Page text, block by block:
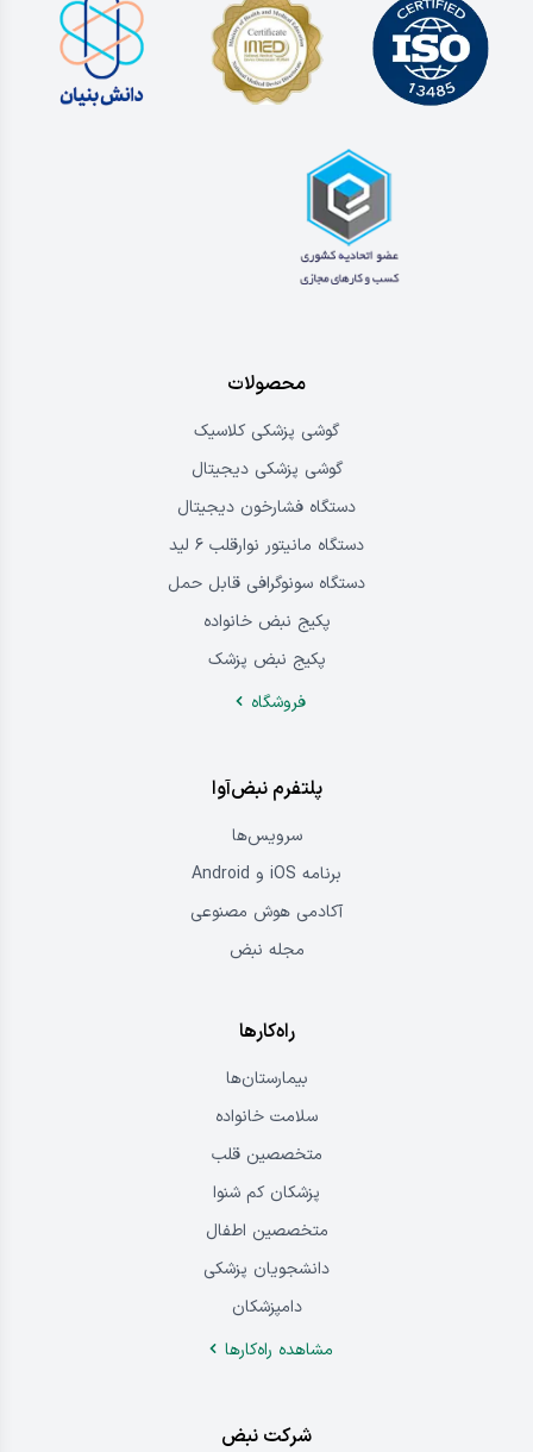
محصولات
گوشی پزشکی کلاسیک
گوشی پزشکی دیجیتال
دستگاه فشارخون دیجیتال
دستگاه مانیتور نوارقلب ۶ لید
دستگاه سونوگرافی قابل حمل
پکیج نبض خانواده
پکیج نبض پزشک
فروشگاه
پلتفرم نبض‌آوا
سرویس‌ها
برنامه iOS و Android
آکادمی هوش مصنوعی
مجله نبض
راه‌کارها
بیمارستان‌ها
سلامت خانواده
متخصصین قلب
پزشکان کم شنوا
متخصصین اطفال
دانشجویان پزشکی
دامپزشکان
مشاهده راه‌کار‌ها
شرکت نبض